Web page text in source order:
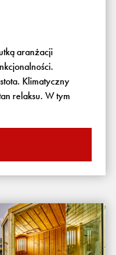
aranżacji
Klimatyczny
relaksu. W tym